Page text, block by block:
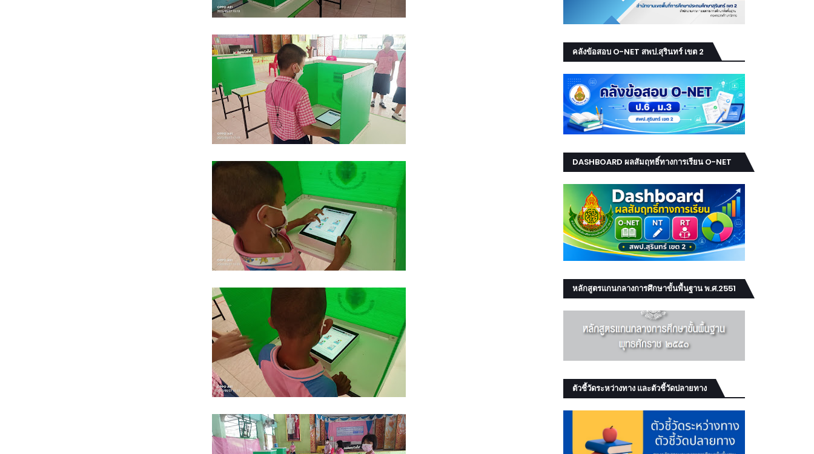
คลังข้อสอบ O-NET สพป.สุรินทร์ เขต 2
DASHBOARD ผลสัมฤทธิ์ทางการเรียน O-NET
หลักสูตรแกนกลางการศึกษาขั้นพื้นฐาน พ.ศ.2551
ตัวชี้วัดระหว่างทาง และตัวชี้วัดปลายทาง